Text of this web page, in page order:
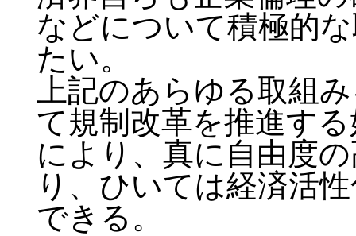
などについて積極的
たい。
上記のあらゆる取組
て規制改革を推進す
により、真に自由度
り、ひいては経済活
できる。